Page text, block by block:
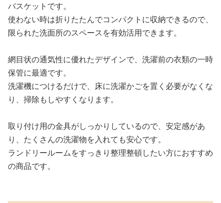
バスケットです。
使わない時は折りたたんでコンパクトに収納できるので、
限られた洗面所のスペースを有効活用できます。
網目状の通気性に優れたデザインで、洗濯前の衣類の一時
保管に最適です。
洗濯機につけるだけで、床に洗濯かごを置く必要がなくな
り、掃除もしやすくなります。
取り付け用の金具がしっかりしているので、安定感があ
り、たくさんの洗濯物を入れても安心です。
ランドリールームをすっきり整理整頓したい方におすすめ
の商品です。